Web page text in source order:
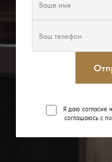
Я даю согласие
соглашаюсь с